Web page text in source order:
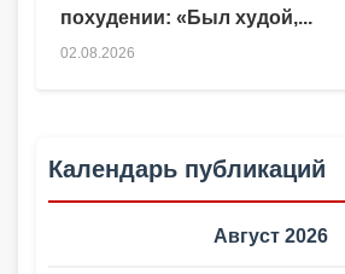
похудении: «Был худой,...
02.08.2026
Календарь публикаций
Август 2026